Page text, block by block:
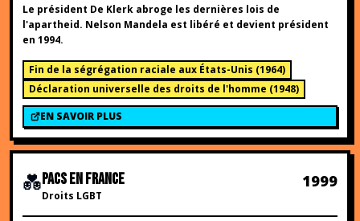
Le président De Klerk abroge les dernières lois de
l'apartheid. Nelson Mandela est libéré et devient président
en 1994.
Fin de la ségrégation raciale aux États-Unis (1964)
Déclaration universelle des droits de l'homme (1948)
EN SAVOIR PLUS
💑PACS EN FRANCE
Droits LGBT
1999